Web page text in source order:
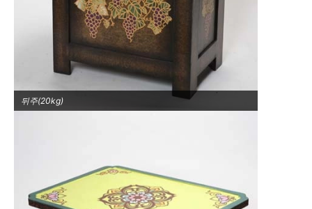
뒤주(20kg)